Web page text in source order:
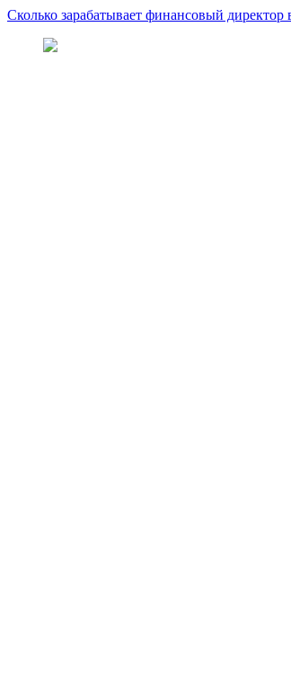
Сколько зарабатывает финансовый директор